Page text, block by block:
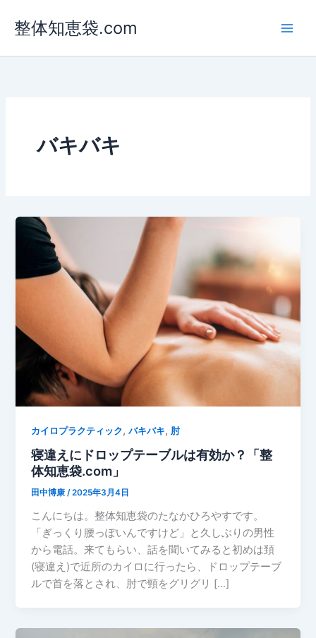
ス
整体知恵袋.com
バキバキ
カイロプラクティック,バキバキ, 肘
寝違えにドロップテーブルは有効か？「整
体知恵袋.com」
田中博康/2025年3月4日
こんにちは。整体知恵袋のたなかひろやすです。
「ぎっくり腰っぽいんですけど」と久しぶりの男性
から電話。来てもらい、話を聞いてみると初めは頚
(寝違え)で近所のカイロに行ったら、ドロップテーブ
ルで首を落とされ、肘で頸をグリグリ […]